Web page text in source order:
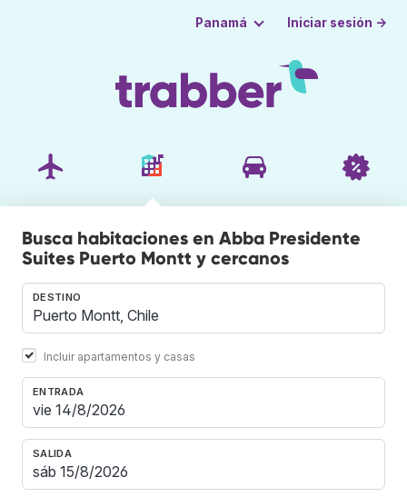
Panamá Iniciar sesión →
Busca habitaciones en Abba Presidente
Suites Puerto Montt y cercanos
DESTINO
Incluir apartamentos y casas
ENTRADA
SALIDA